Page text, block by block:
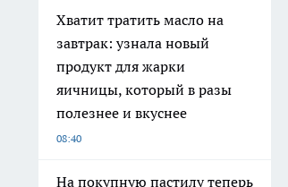
Хватит тратить масло на
завтрак: узнала новый
продукт для жарки
яичницы, который в разы
полезнее и вкуснее
08:40
На покупную пастилу теперь